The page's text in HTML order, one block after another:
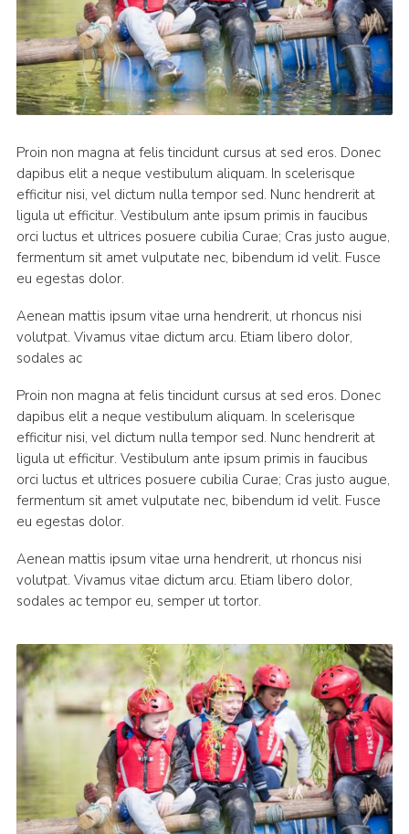
Proin non magna at felis tincidunt cursus at sed eros. Donec
dapibus elit a neque vestibulum aliquam. In scelerisque
efficitur nisi, vel dictum nulla tempor sed. Nunc hendrerit at
ligula ut efficitur. Vestibulum ante ipsum primis in faucibus
orci luctus et ultrices posuere cubilia Curae; Cras justo augue,
fermentum sit amet vulputate nec, bibendum id velit. Fusce
eu egestas dolor.
Aenean mattis ipsum vitae urna hendrerit, ut rhoncus nisi
volutpat. Vivamus vitae dictum arcu. Etiam libero dolor,
sodales ac
Proin non magna at felis tincidunt cursus at sed eros. Donec
dapibus elit a neque vestibulum aliquam. In scelerisque
efficitur nisi, vel dictum nulla tempor sed. Nunc hendrerit at
ligula ut efficitur. Vestibulum ante ipsum primis in faucibus
orci luctus et ultrices posuere cubilia Curae; Cras justo augue,
fermentum sit amet vulputate nec, bibendum id velit. Fusce
eu egestas dolor.
Aenean mattis ipsum vitae urna hendrerit, ut rhoncus nisi
volutpat. Vivamus vitae dictum arcu. Etiam libero dolor,
sodales ac tempor eu, semper ut tortor.